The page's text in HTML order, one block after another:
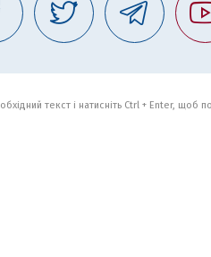
текст і натисніть Ctrl + Enter, щоб